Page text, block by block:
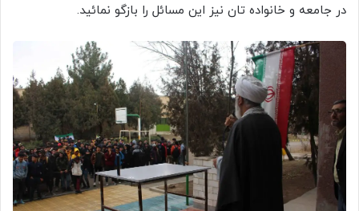
در جامعه و خانواده تان نیز این مسائل را بازگو نمائید.